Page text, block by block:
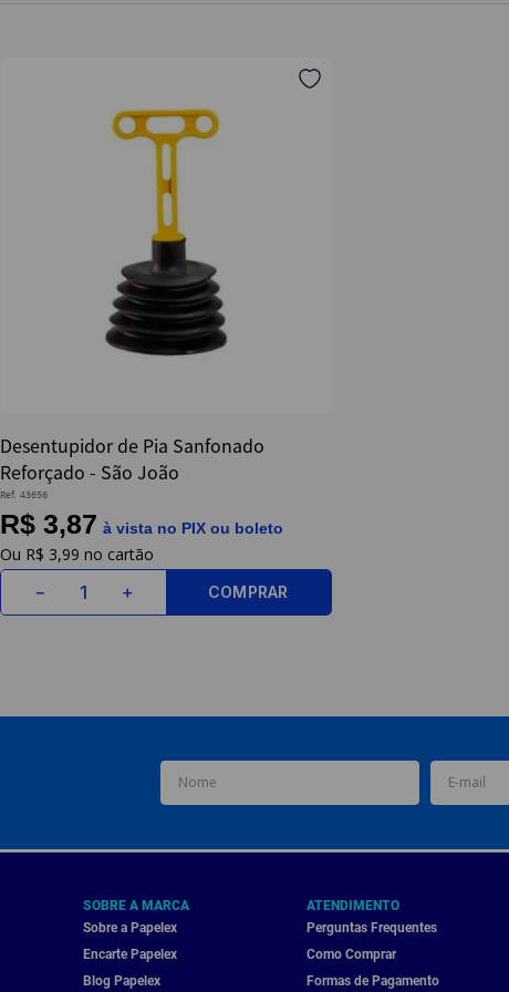
Desentupidor de Pia Sanfonado
Reforçado - São João
Ref. 43656
R$ 3,87 à vista no PIX ou boleto
R$ 3,99
＋
－ COMPRAR
SOBRE A MARCA
Sobre a Papelex
Encarte Papelex
Blog Papelex
ATENDIMENTO
Perguntas Frequentes
Como Comprar
Formas de Pagamento